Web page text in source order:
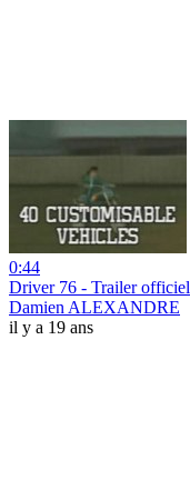
0:44
Driver 76 - Trailer officiel
Damien ALEXANDRE
il y a 19 ans